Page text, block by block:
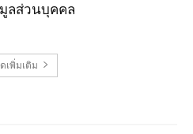
ลส่วนบุคคล
เพิ่มเติม